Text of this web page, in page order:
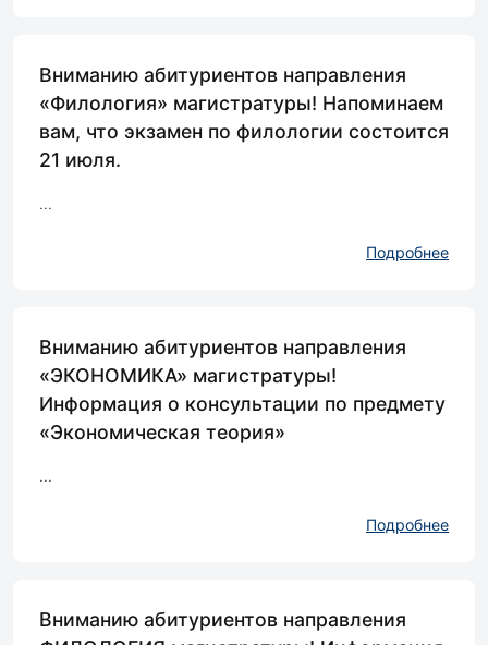
Вниманию абитуриентов направления
«Филология» магистратуры! Напоминаем
вам, что экзамен по филологии состоится
21 июля.
...
Подробнее
Вниманию абитуриентов направления
«ЭКОНОМИКА» магистратуры!
Информация о консультации по предмету
«Экономическая теория»
...
Подробнее
Вниманию абитуриентов направления